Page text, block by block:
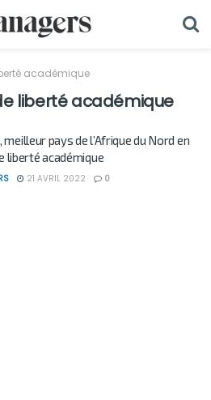
académique
liberté académique
meilleur pays de l’Afrique du Nord en
liberté académique
21 AVRIL 2022 0